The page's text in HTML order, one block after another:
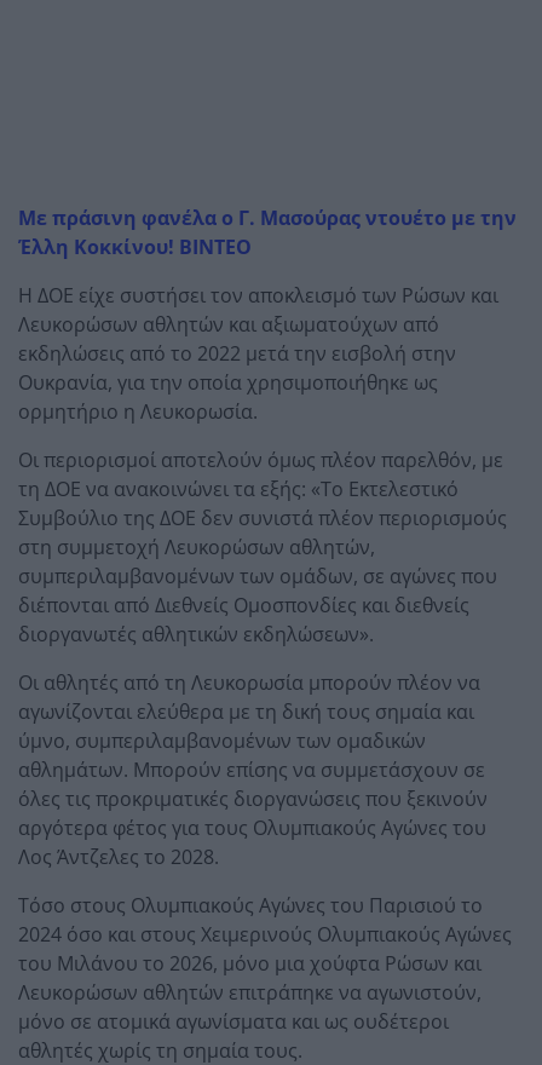
Με πράσινη φανέλα ο Γ. Μασούρας ντουέτο με την
Έλλη Κοκκίνου! ΒΙΝΤΕΟ
Η ΔΟΕ είχε συστήσει τον αποκλεισμό των Ρώσων και
Λευκορώσων αθλητών και αξιωματούχων από
εκδηλώσεις από το 2022 μετά την εισβολή στην
Ουκρανία, για την οποία χρησιμοποιήθηκε ως
ορμητήριο η Λευκορωσία.
Οι περιορισμοί αποτελούν όμως πλέον παρελθόν, με
τη ΔΟΕ να ανακοινώνει τα εξής: «Το Εκτελεστικό
Συμβούλιο της ΔΟΕ δεν συνιστά πλέον περιορισμούς
στη συμμετοχή Λευκορώσων αθλητών,
συμπεριλαμβανομένων των ομάδων, σε αγώνες που
διέπονται από Διεθνείς Ομοσπονδίες και διεθνείς
διοργανωτές αθλητικών εκδηλώσεων».
Οι αθλητές από τη Λευκορωσία μπορούν πλέον να
αγωνίζονται ελεύθερα με τη δική τους σημαία και
ύμνο, συμπεριλαμβανομένων των ομαδικών
αθλημάτων. Μπορούν επίσης να συμμετάσχουν σε
όλες τις προκριματικές διοργανώσεις που ξεκινούν
αργότερα φέτος για τους Ολυμπιακούς Αγώνες του
Λος Άντζελες το 2028.
Τόσο στους Ολυμπιακούς Αγώνες του Παρισιού το
2024 όσο και στους Χειμερινούς Ολυμπιακούς Αγώνες
του Μιλάνου το 2026, μόνο μια χούφτα Ρώσων και
Λευκορώσων αθλητών επιτράπηκε να αγωνιστούν,
μόνο σε ατομικά αγωνίσματα και ως ουδέτεροι
αθλητές χωρίς τη σημαία τους.